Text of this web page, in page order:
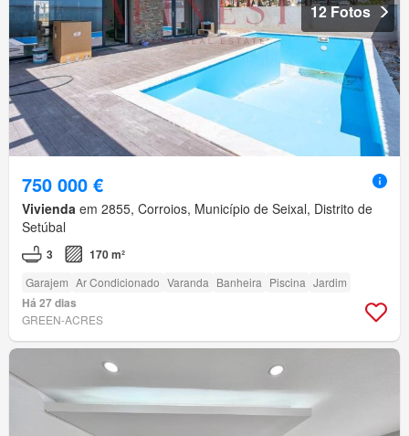
12 Fotos
750 000 €
Vivienda em 2855, Corroios, Município de Seixal, Distrito de
Setúbal
3 170 m²
Garajem Ar Condicionado Varanda Banheira Piscina Jardim
Há 27 dias
GREEN-ACRES